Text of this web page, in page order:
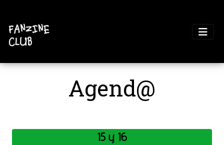
Agend@
15 y 16